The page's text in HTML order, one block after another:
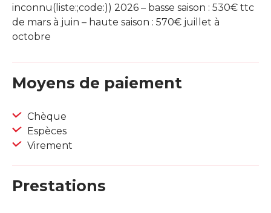
inconnu(liste:;code:)) 2026 – basse saison : 530€ ttc
de mars à juin – haute saison : 570€ juillet à
octobre
Moyens de paiement
Chèque
Espèces
Virement
Prestations